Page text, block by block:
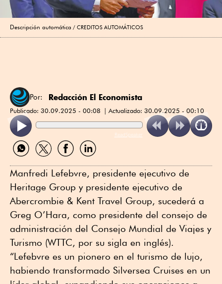
Descripción automática CREDITOS AUTOMÁTICOS
Por: Redacción El Economista
Publicado: 30.09.2025 - 00:08 Actualizado: 30.09.2025 - 00:10
ReadSpeaker
Compartir
por
Compartir
por
Compartir
por
Compartir
por
Manfredi Lefebvre, presidente ejecutivo de
Heritage Group y presidente ejecutivo de
Abercrombie & Kent Travel Group, sucederá a
Greg O’Hara, como presidente del consejo de
administración del Consejo Mundial de Viajes y
Turismo (WTTC, por su sigla en inglés).
“Lefebvre es un pionero en el turismo de lujo,
habiendo transformado Silversea Cruises en un